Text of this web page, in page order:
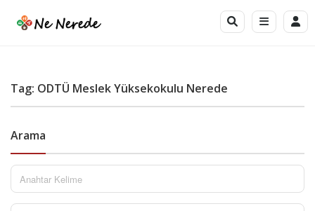
Tag: ODTÜ Meslek Yüksekokulu Nerede
Arama